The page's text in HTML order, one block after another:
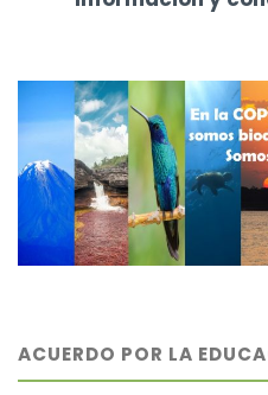
ACUERDO POR LA